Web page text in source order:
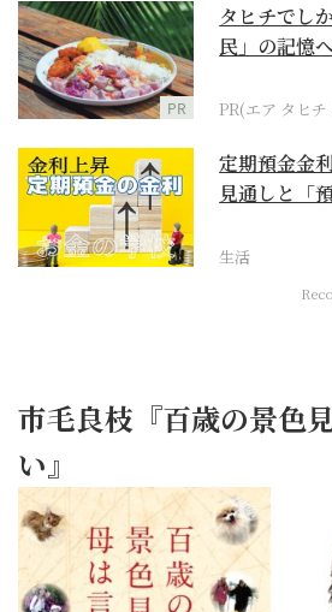
PR
タヒチでし
民」の記憶
PR(エア タヒチ
定期預金金
見通しと「
生活
市毛良枝『百歳の景色
い』